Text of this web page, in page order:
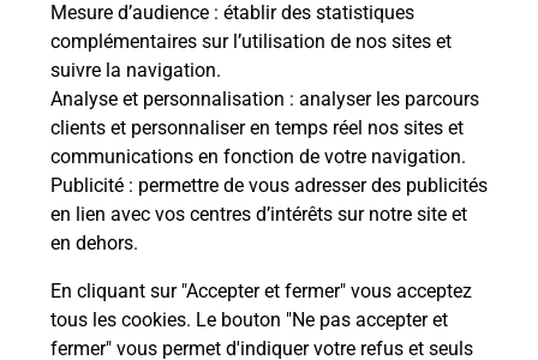
Mesure d’audience : établir des statistiques
complémentaires sur l’utilisation de nos sites et
suivre la navigation.
Analyse et personnalisation : analyser les parcours
clients et personnaliser en temps réel nos sites et
communications en fonction de votre navigation.
Publicité : permettre de vous adresser des publicités
en lien avec vos centres d’intérêts sur notre site et
en dehors.
En cliquant sur "Accepter et fermer" vous acceptez
tous les cookies. Le bouton "Ne pas accepter et
fermer" vous permet d'indiquer votre refus et seuls
Souscrire à la téléassistance
Besoin d’un système de téléassistance à l’intérieur
et/ou à l’extérieur de votre domicile ? Découvrez
les offres téléalarme dans votre bureau de Poste à
CHORGES.